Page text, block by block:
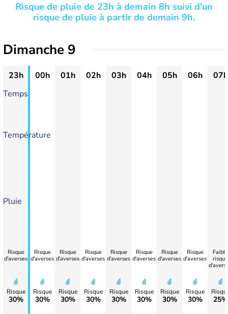
Risque de pluie de 23h à demain 8h suivi d'un
risque de pluie à partir de demain 9h.
Dimanche 9
23h 00h 01h 02h 03h 04h 05h 06h
07h
Temps
Température
Pluie
Risque
d'averses
Risque
30%
Risque
d'averses
Risque
30%
Risque
d'averses
Risque
30%
Risque
d'averses
Risque
30%
Risque
d'averses
Risque
30%
Risque
d'averses
Risque
30%
Risque
d'averses
Risque
30%
Risque
d'averses
Risque
30%
Faible
risque
25%